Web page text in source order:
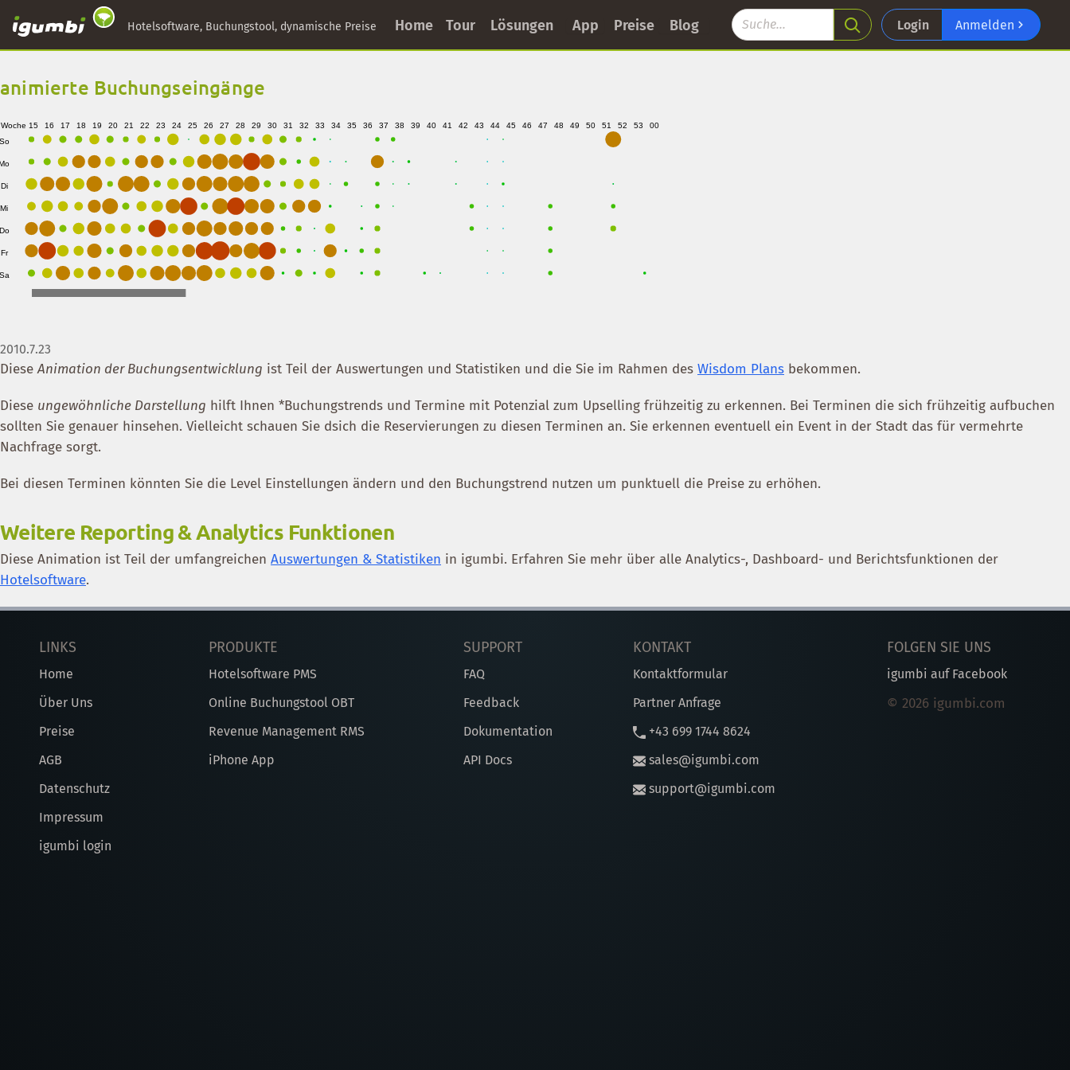
Hotelsoftware, Buchungstool, dynamische Preise Home Tour Lösungen App Preise Blog Login Anmelden
animierte Buchungseingänge
Woche 15 16 17 18 19 20 21 22 23 24 25 26 27 28 29 30 31 32 33 34 35 36 37 38 39 40 41 42 43 44 45 46 47 48 49 50 51 52 53
00
Di
Mi
Fr
2010.7.29
DieseAnimation der Buchungsentwicklung ist Teil der Auswertungen und Statistiken und die Sie im Rahmen des Wisdom Plans bekommen.
Diese ungewöhnliche Darstellung hilft Ihnen *Buchungstrends und Termine mit Potenzial zum Upselling frühzeitig zu erkennen. Bei Terminen die sich frühzeitig aufbuchen
sollten Sie genauer hinsehen. Vielleicht schauen Sie dsich die Reservierungen zu diesen Terminen an. Sie erkennen eventuell ein Event in der Stadt das für vermehrte
Nachfrage sorgt.
Bei diesen Terminen könnten Sie die Level Einstellungen ändern und den Buchungstrend nutzen um punktuell die Preise zu erhöhen.
Weitere Reporting & Analytics Funktionen
Diese Animation ist Teil der umfangreichen Auswertungen & Statistiken in igumbi. Erfahren Sie mehr über alle Analytics-, Dashboard- und Berichtsfunktionen der
Hotelsoftware.
LINKS
Home
Über Uns
Preise
AGB
Datenschutz
Impressum
igumbi login
PRODUKTE
Hotelsoftware PMS
Online Buchungstool OBT
Revenue Management RMS
iPhone App
SUPPORT
FAQ
Feedback
Dokumentation
API Docs
KONTAKT
Kontaktformular
Partner Anfrage
+43 699 1744 8624
sales@igumbi.com
support@igumbi.com
FOLGEN SIE UNS
igumbi auf Facebook
© 2026 igumbi.com